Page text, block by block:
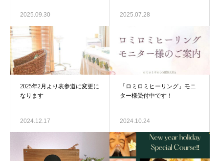
2025.09.30 2025.07.28
2025年2月より表参道に変更に
なります
2024.12.17
「ロミロミヒーリング」モニ
ター様受付中です！
2024.10.24